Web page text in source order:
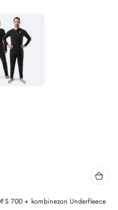
700 + kombinezon Underfleece